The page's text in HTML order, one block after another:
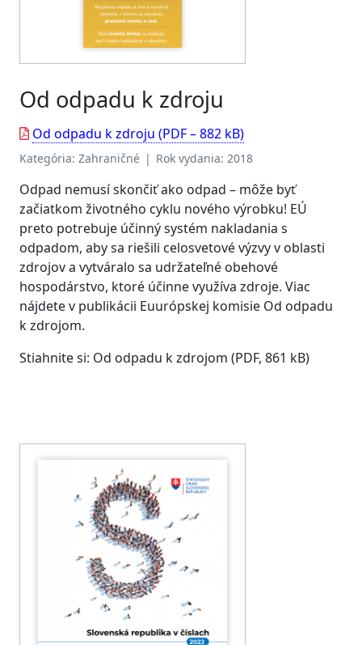
Od odpadu k zdroju
Od odpadu k zdroju (PDF – 882 kB)
Kategória: Zahraničné | Rok vydania: 2018
Odpad nemusí skončiť ako odpad – môže byť
začiatkom životného cyklu nového výrobku! EÚ
preto potrebuje účinný systém nakladania s
odpadom, aby sa riešili celosvetové výzvy v oblasti
zdrojov a vytváralo sa udržateľné obehové
hospodárstvo, ktoré účinne využíva zdroje. Viac
nájdete v publikácii Euurópskej komisie Od odpadu
k zdrojom.
Stiahnite si: Od odpadu k zdrojom (PDF, 861 kB)